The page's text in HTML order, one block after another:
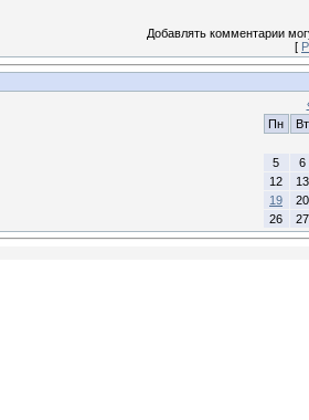
Добавлять комментарии
[
Пн
Вт
5
6
12
13
19
20
26
27